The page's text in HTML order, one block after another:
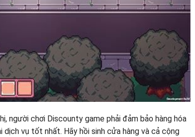
người chơi Discounty game phải đảm bảo hàng hóa
dịch vụ tốt nhất. Hãy hồi sinh cửa hàng và cả cộng